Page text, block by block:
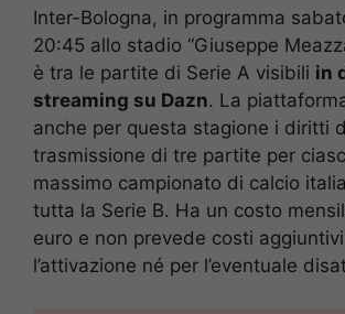
Inter-Bologna, in programma
20:45 allo stadio “Giuseppe
è tra le partite di Serie A visibili in
streaming su Dazn. La
anche per questa stagione i diritti
trasmissione di tre partite per
massimo campionato di calcio
tutta la Serie B. Ha un costo
euro e non prevede costi
l’attivazione né per l’eventuale